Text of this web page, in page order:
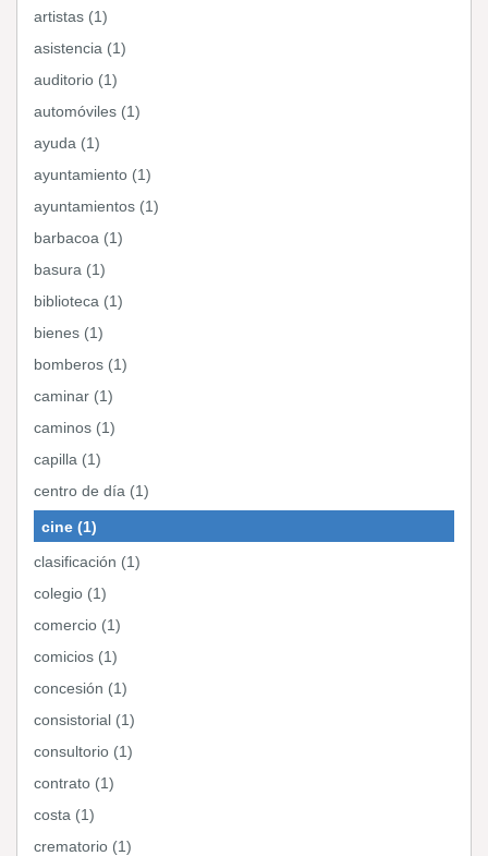
artistas (1)
asistencia (1)
auditorio (1)
automóviles (1)
ayuda (1)
ayuntamiento (1)
ayuntamientos (1)
barbacoa (1)
basura (1)
biblioteca (1)
bienes (1)
bomberos (1)
caminar (1)
caminos (1)
capilla (1)
centro de día (1)
cine (1)
clasificación (1)
colegio (1)
comercio (1)
comicios (1)
concesión (1)
consistorial (1)
consultorio (1)
contrato (1)
costa (1)
crematorio (1)